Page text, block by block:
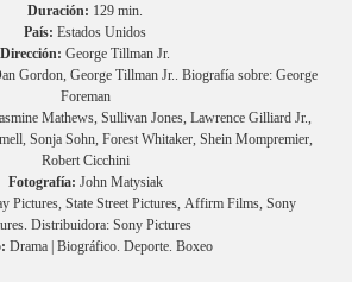
Duración: 129 min.
País: Estados Unidos
Dirección: George Tillman Jr.
Gordon, George Tillman Jr.. Biografía sobre: George
Foreman
Mathews, Sullivan Jones, Lawrence Gilliard Jr.,
Sonja Sohn, Forest Whitaker, Shein Mompremier,
Robert Cicchini
Fotografía: John Matysiak
Pictures, State Street Pictures, Affirm Films, Sony
Distribuidora: Sony Pictures
Drama | Biográfico. Deporte. Boxeo